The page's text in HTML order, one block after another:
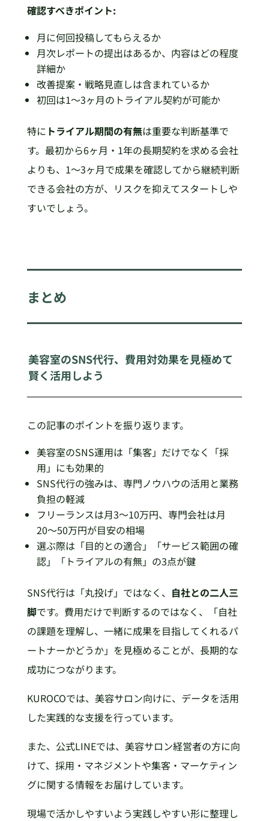
確認すべきポイント:
月に何回投稿してもらえるか
月次レポートの提出はあるか、内容はどの程度
詳細か
改善提案・戦略見直しは含まれているか
初回は1〜3ヶ月のトライアル契約が可能か
特に トライアル期間の有無は重要な判断基準で
す。最初から6ヶ月・1年の長期契約を求める会社
よりも、1〜3ヶ月で成果を確認してから継続判断
できる会社の方が、リスクを抑えてスタートしや
すいでしょう。
まとめ
美容室のSNS代行、費用対効果を見極めて
賢く活用しよう
この記事のポイントを振り返ります。
美容室のSNS運用は「集客」だけでなく「採
用」にも効果的
SNS代行の強みは、専門ノウハウの活用と業務
負担の軽減
フリーランスは月3〜10万円、専門会社は月
20〜50万円が目安の相場
選ぶ際は「目的との適合」「サービス範囲の確
認」「トライアルの有無」の3点が鍵
SNS代行は「丸投げ」ではなく、 自社との二人三
脚です。費用だけで判断するのではなく、「自社
の課題を理解し、一緒に成果を目指してくれるパ
ートナーかどうか」を見極めることが、長期的な
成功につながります。
KUROCOでは、美容サロン向けに、データを活用
した実践的な支援を行っています。
また、公式LINEでは、美容サロン経営者の方に向
けて、採用・マネジメントや集客・マーケティン
グに関する情報をお届けしています。
現場で活かしやすいよう実践しやすい形に整理し